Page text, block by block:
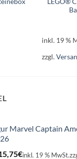
inkl. 19 %
zzgl.
Marvel Captain
€Aktueller
inkl. 19 % MwSt.